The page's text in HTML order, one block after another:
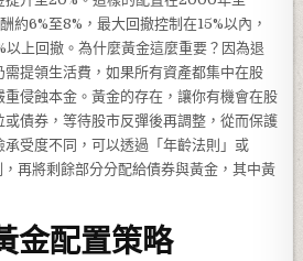
約6%至8%，最大回撤控制在15%以內，
上回撤。為什麼黃金這麼重要？因為退
提領生活費，如果所有資產都集中在股
侵蝕本金。黃金的存在，讓你有機會在股
債券，等待股市反彈後再調整，從而保護
受度不同，可以透過「年齡法則」或
，再將剩餘部分分配給債券與黃金，其中黃
金配置策略